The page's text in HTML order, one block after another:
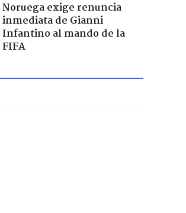
Noruega exige renuncia
inmediata de Gianni
Infantino al mando de la
FIFA